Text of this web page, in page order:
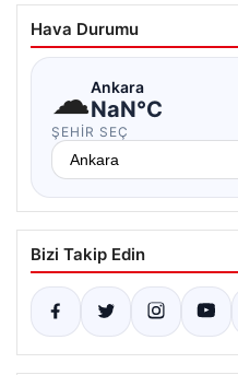
Hava Durumu
☁Ankara
NaN°C
ŞEHIR SEÇ
Bizi Takip Edin